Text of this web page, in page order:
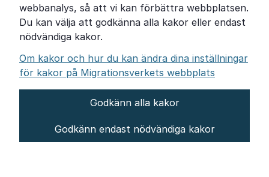
webbanalys, så att vi kan förbättra webbplatsen.
Du kan välja att godkänna alla kakor eller endast
nödvändiga kakor.
Om kakor och hur du kan ändra dina inställningar
för kakor på Migrationsverkets webbplats
Godkänn alla kakor
Godkänn endast nödvändiga kakor
Tillgänglighetsredogörelse
Other languages
Behandling av personuppgifter